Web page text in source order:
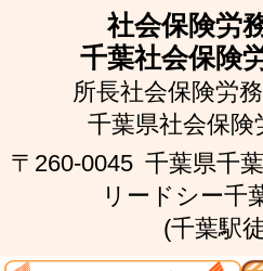
社会保険労
千葉社会保険
所長社会保険労
千葉県社会保険
〒260-0045 千葉県千
リードシー千
(千葉駅